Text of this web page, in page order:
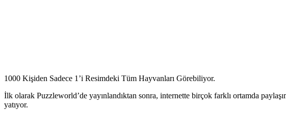
1000 Kişiden Sadece 1’i Resimdeki Tüm Hayvanları Görebiliyor.
İlk olarak Puzzleworld’de yayınlandıktan sonra, internette birçok farklı ortamda
yatıyor.